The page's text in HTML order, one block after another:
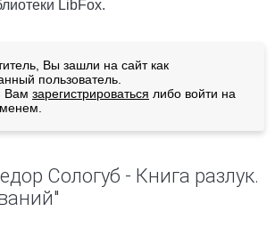
LibFox.
Вы зашли на сайт как
пользователь.
Вам зарегистрироваться либо войти на
Сологуб - Книга разлук.